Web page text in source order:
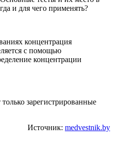
концентрация
с помощью
концентрации
зарегистрированные
Источник: medvestnik.by